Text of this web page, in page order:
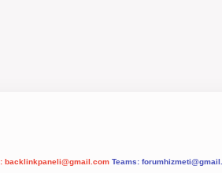
backlinkpaneli@gmail.com Teams: